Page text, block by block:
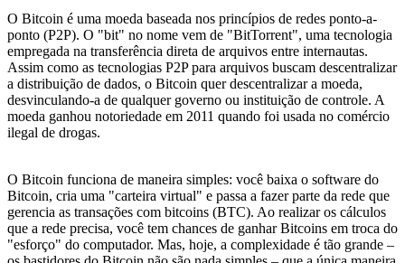
O Bitcoin é uma moeda baseada nos princípios de redes ponto-a-
ponto (P2P). O "bit" no nome vem de "BitTorrent", uma tecnologia
empregada na transferência direta de arquivos entre internautas.
Assim como as tecnologias P2P para arquivos buscam descentralizar
a distribuição de dados, o Bitcoin quer descentralizar a moeda,
desvinculando-a de qualquer governo ou instituição de controle. A
moeda ganhou notoriedade em 2011 quando foi usada no comércio
ilegal de drogas.
O Bitcoin funciona de maneira simples: você baixa o software do
Bitcoin, cria uma "carteira virtual" e passa a fazer parte da rede que
gerencia as transações com bitcoins (BTC). Ao realizar os cálculos
que a rede precisa, você tem chances de ganhar Bitcoins em troca do
"esforço" do computador. Mas, hoje, a complexidade é tão grande –